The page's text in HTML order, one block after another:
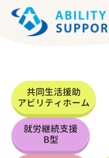
共同生活援助
アビリティホーム
就労継続支援
B型